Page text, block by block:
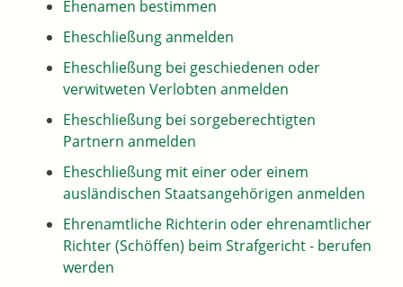
Ehenamen bestimmen
Eheschließung anmelden
Eheschließung bei geschiedenen oder
verwitweten Verlobten anmelden
Eheschließung bei sorgeberechtigten
Partnern anmelden
Eheschließung mit einer oder einem
ausländischen Staatsangehörigen anmelden
Ehrenamtliche Richterin oder ehrenamtlicher
Richter (Schöffen) beim Strafgericht - berufen
werden